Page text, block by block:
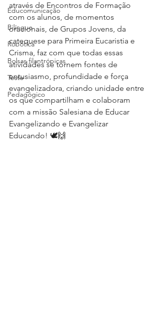
Educomunicação
Bilíngue
Robótica
Bolsas filantrópicas
Teste
Pedagógico
através de Encontros de Formação
com os alunos, de momentos
oracionais, de Grupos Jovens, da
catequese para Primeira Eucaristia e
Crisma, faz com que todas essas
atividades se tornem fontes de
entusiasmo, profundidade e força
evangelizadora, criando unidade entre
os que compartilham e colaboram
com a missão Salesiana de Educar
Evangelizando e Evangelizar
Educando! 🕊🙌